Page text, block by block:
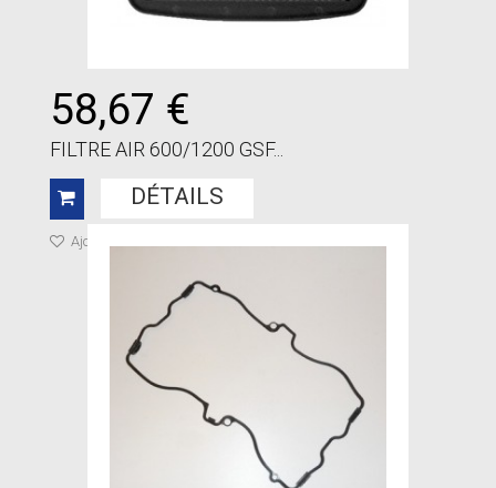
58,67 €
FILTRE AIR 600/1200 GSF...
DÉTAILS
Ajouter à ma liste de cadeaux